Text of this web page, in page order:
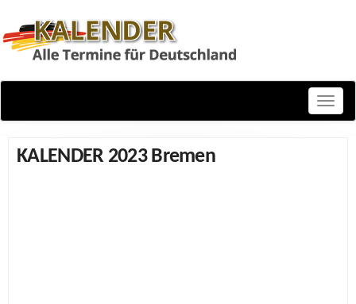
Toggle
KALENDER 2023 Bremen